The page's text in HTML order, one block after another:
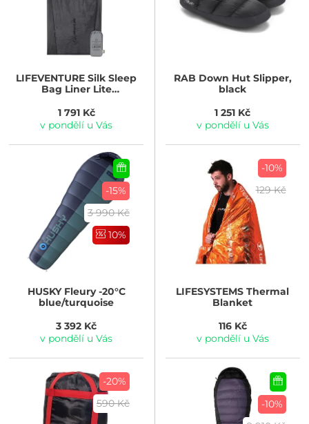
LIFEVENTURE Silk Sleep
Bag Liner Lite
1 791 Kč
v pondělí u Vás
RAB Down Hut Slipper,
black
1 251 Kč
v pondělí u Vás
-15%
3 990 Kč
10%
HUSKYFleury -20°C
blue/turquoise
3 392 Kč
v pondělí u Vás
-10%
129 Kč
LIFESYSTEMS Thermal
Blanket
116 Kč
v pondělí u Vás
-20%
590 Kč
-10%